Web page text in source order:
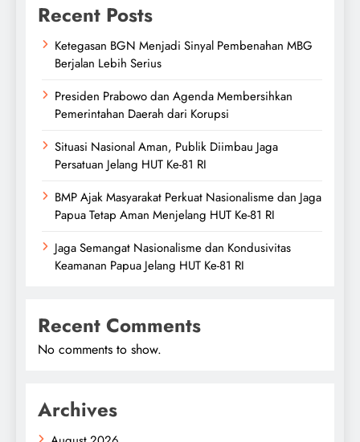
Recent Posts
Ketegasan BGN Menjadi Sinyal Pembenahan MBG
Berjalan Lebih Serius
Presiden Prabowo dan Agenda Membersihkan
Pemerintahan Daerah dari Korupsi
Situasi Nasional Aman, Publik Diimbau Jaga
Persatuan Jelang HUT Ke-81 RI
BMP Ajak Masyarakat Perkuat Nasionalisme dan Jaga
Papua Tetap Aman Menjelang HUT Ke-81 RI
Jaga Semangat Nasionalisme dan Kondusivitas
Keamanan Papua Jelang HUT Ke-81 RI
Recent Comments
No comments to show.
Archives